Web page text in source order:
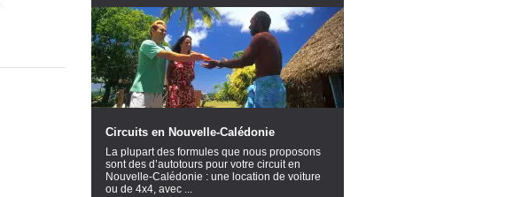
Circuits en Nouvelle-Calédonie
La plupart des formules que nous proposons
sont des d’autotours pour votre circuit en
Nouvelle-Calédonie : une location de voiture
ou de 4x4, avec ...